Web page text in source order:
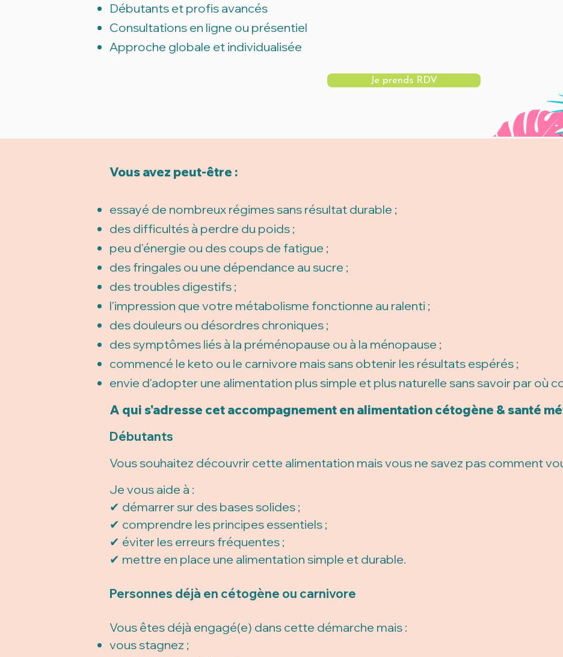
Débutants et profis avancés
Consultations en ligne ou présentiel
Approche globale et individualisée
Je prends RDV
Vous avez peut-être :​
essayé de nombreux régimes sans résultat durable ;
des difficultés à perdre du poids ;
peu d'énergie ou des coups de fatigue ;
des fringales ou une dépendance au sucre ;
des troubles digestifs ;
l'impression que votre métabolisme fonctionne au ralenti ;
des douleurs ou désordres chroniques ;
des symptômes liés à la préménopause ou à la ménopause ;
commencé le keto ou le carnivore mais sans obtenir les résultats espérés ;
envie d'adopter une alimentation plus simple et plus naturelle sans savoir par où
A qui s'adresse cet accompagnement en alimentation cétogène & santé
Débutants
Vous souhaitez découvrir cette alimentation mais vous ne savez pas comment
Je vous aide à :
✔ démarrer sur des bases solides ;
✔ comprendre les principes essentiels ;
✔ éviter les erreurs fréquentes ;
✔ mettre en place une alimentation simple et durable.
Personnes déjà en cétogène ou carnivore
Vous êtes déjà engagé(e) dans cette démarche mais :
vous stagnez ;